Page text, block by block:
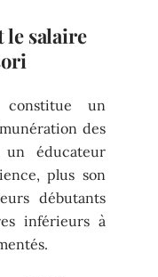
le salaire
constitue un
des
un éducateur
plus son
débutants
inférieurs à